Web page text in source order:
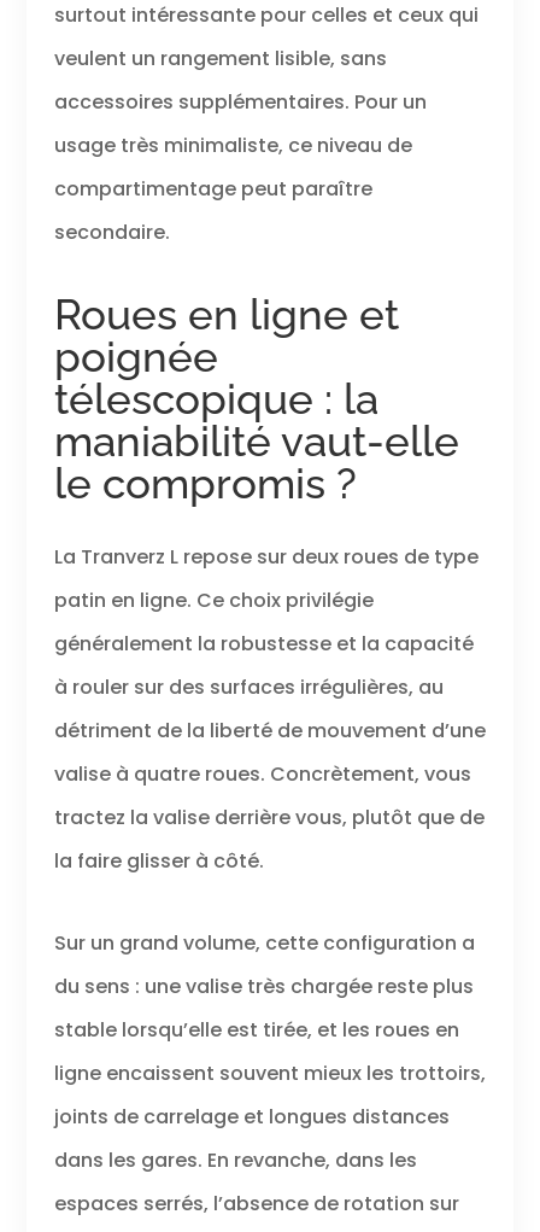
surtout intéressante pour celles et ceux qui
veulent un rangement lisible, sans
accessoires supplémentaires. Pour un
usage très minimaliste, ce niveau de
compartimentage peut paraître
secondaire.
Roues en ligne et
poignée
télescopique : la
maniabilité vaut-elle
le compromis ?
La Tranverz L repose sur deux roues de type
patin en ligne. Ce choix privilégie
généralement la robustesse et la capacité
à rouler sur des surfaces irrégulières, au
détriment de la liberté de mouvement d’une
valise à quatre roues. Concrètement, vous
tractez la valise derrière vous, plutôt que de
la faire glisser à côté.
Sur un grand volume, cette configuration a
du sens : une valise très chargée reste plus
stable lorsqu’elle est tirée, et les roues en
ligne encaissent souvent mieux les trottoirs,
joints de carrelage et longues distances
dans les gares. En revanche, dans les
espaces serrés, l’absence de rotation sur